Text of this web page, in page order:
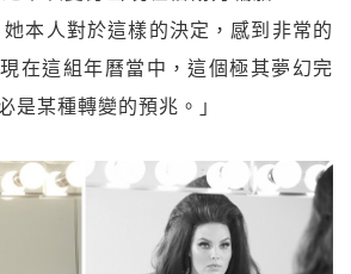
本人對於這樣的決定，感到非常的
在這組年曆當中，這個極其夢幻完
是某種轉變的預兆。」